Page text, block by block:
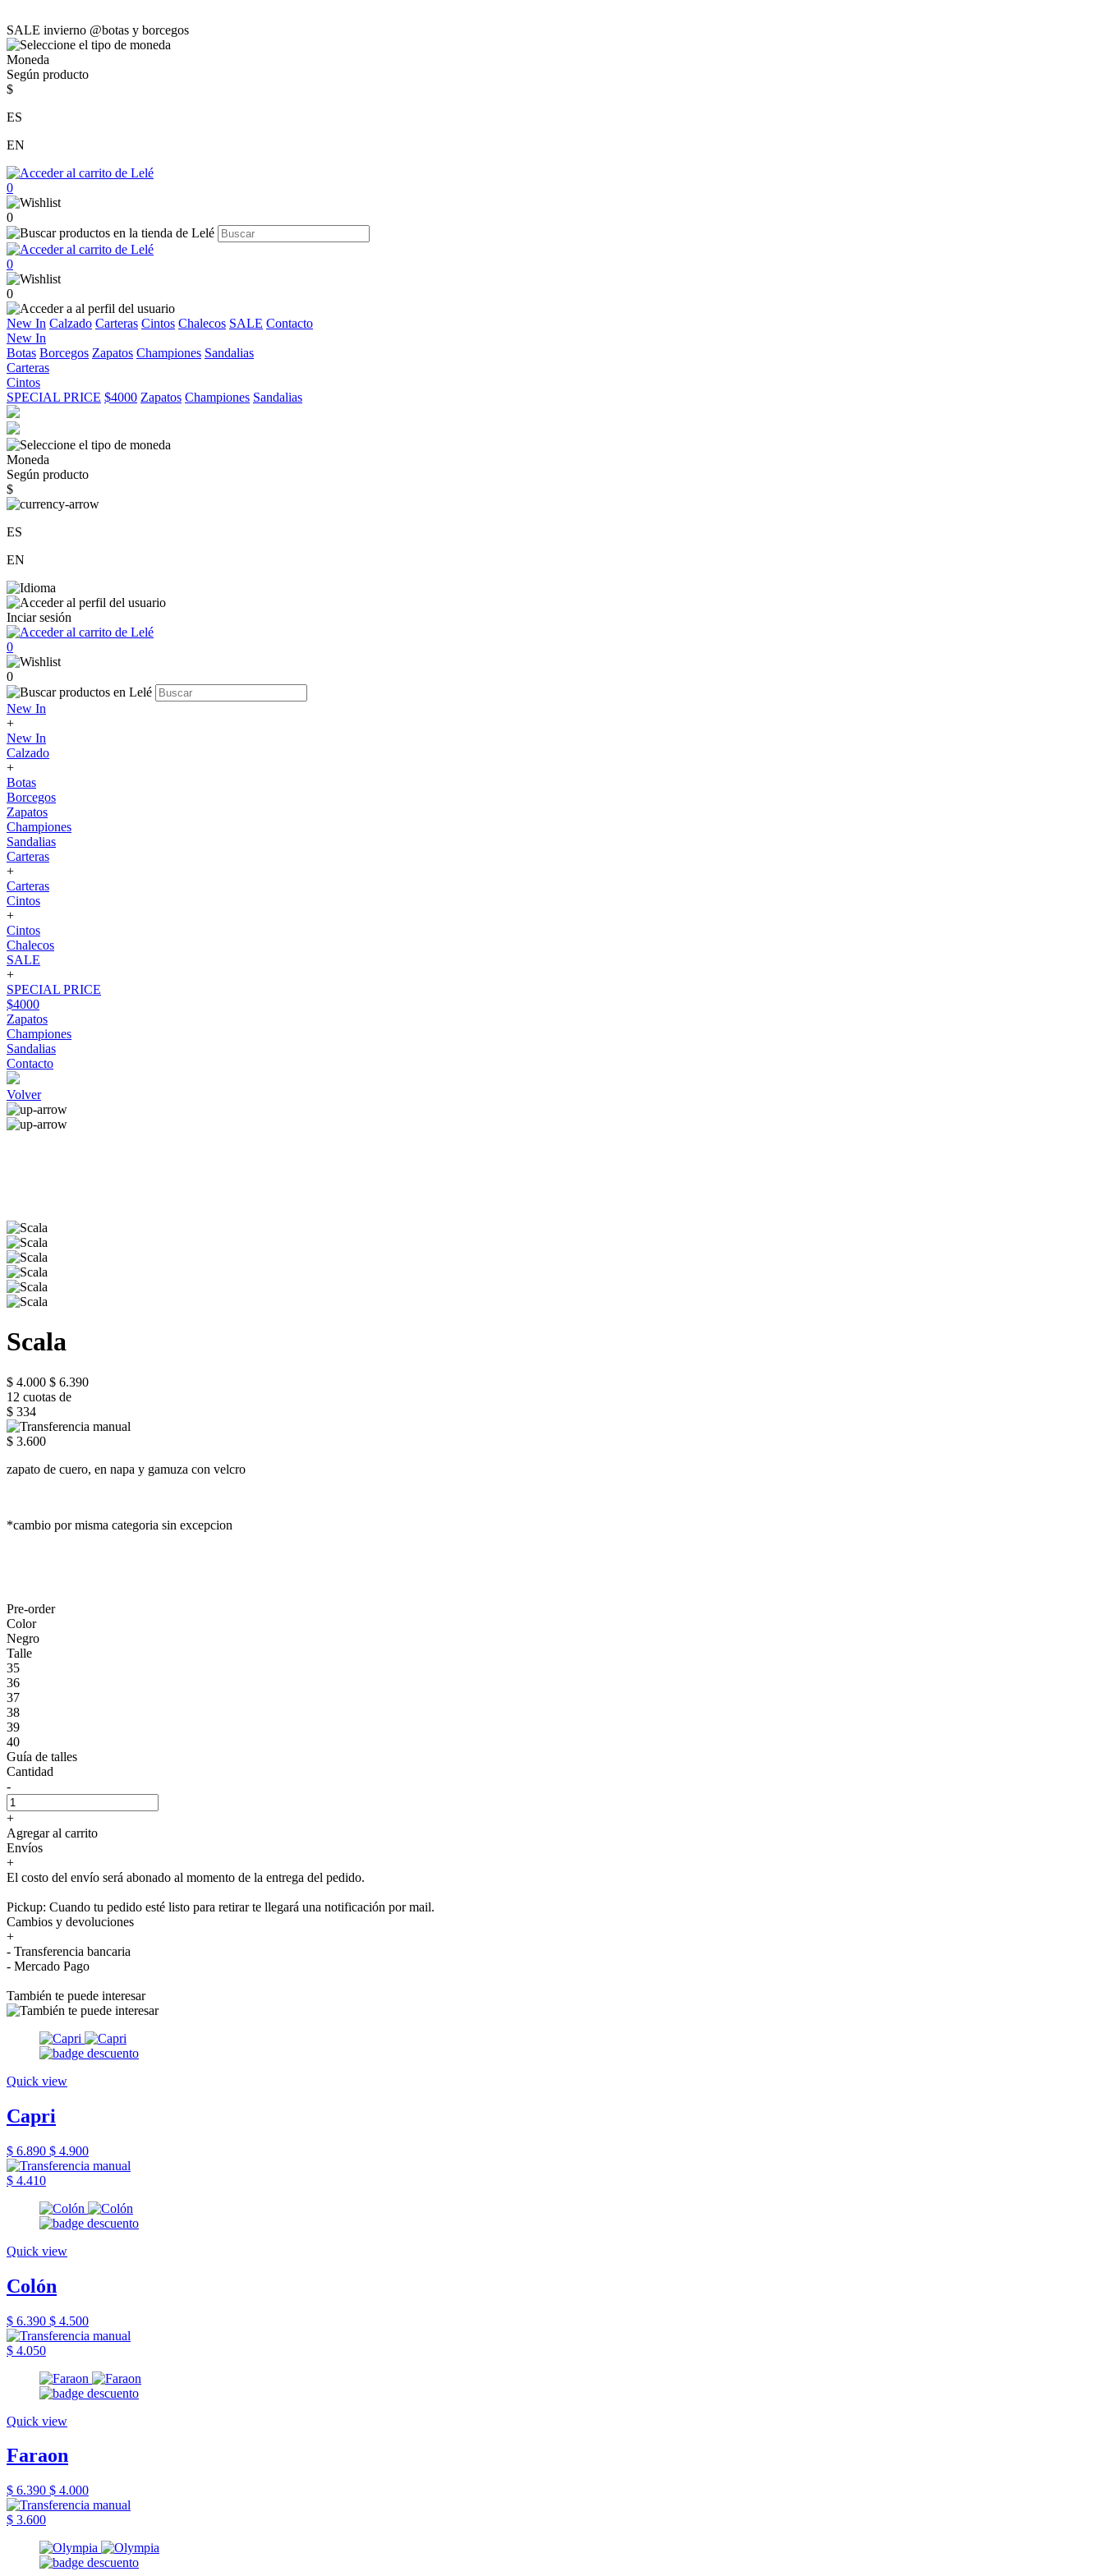
SALE invierno @botas y borcegos
Moneda
Según producto
$
ES
EN
0
0
0
0
New In Calzado Carteras Cintos Chalecos SALE Contacto
New In
Botas Borcegos Zapatos Championes Sandalias
Carteras
Cintos
SPECIAL PRICE $4000 Zapatos Championes Sandalias
Moneda
Según producto
$
ES
EN
Inciar sesión
0
0
New In
+
New In
Calzado
+
Botas
Borcegos
Zapatos
Championes
Sandalias
Carteras
+
Carteras
Cintos
+
Cintos
Chalecos
SALE
+
SPECIAL PRICE
$4000
Zapatos
Championes
Sandalias
Contacto
Volver
Scala
$ 4.000 $ 6.390
12 cuotas de
$ 334
$ 3.600
zapato de cuero, en napa y gamuza con velcro
*cambio por misma categoria sin excepcion
Pre-order
Color
Negro
Talle
35
36
37
38
39
40
Guía de talles
Cantidad
-
+
Agregar al carrito
Envíos
+
El costo del envío será abonado al momento de la entrega del pedido.
Pickup: Cuando tu pedido esté listo para retirar te llegará una notificación por mail.
Cambios y devoluciones
+
- Transferencia bancaria
- Mercado Pago
También te puede interesar
Quick view
Capri
$ 6.890 $ 4.900
$ 4.410
Quick view
Colón
$ 6.390 $ 4.500
$ 4.050
Quick view
Faraon
$ 6.390 $ 4.000
$ 3.600